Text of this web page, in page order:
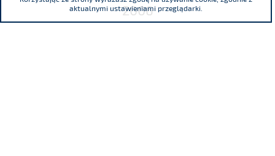
2006
aktualnymi ustawieniami przeglądarki.